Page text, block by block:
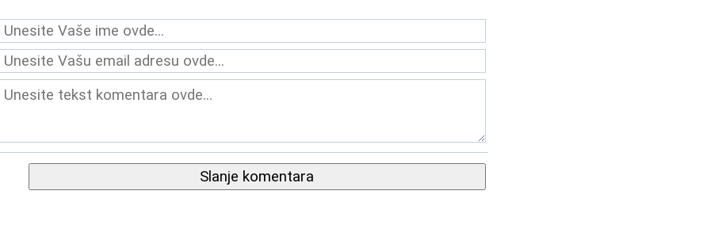
Slanje komentara